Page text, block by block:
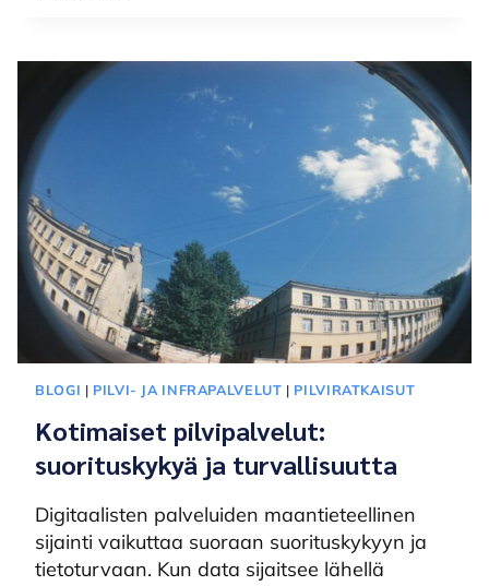
JÄRJESTELMÄ
HAITTAOHJELMILTA?
BLOGI | PILVI- JA INFRAPALVELUT | PILVIRATKAISUT
Kotimaiset pilvipalvelut:
suorituskykyä ja turvallisuutta
Digitaalisten palveluiden maantieteellinen
sijainti vaikuttaa suoraan suorituskykyyn ja
tietoturvaan. Kun data sijaitsee lähellä